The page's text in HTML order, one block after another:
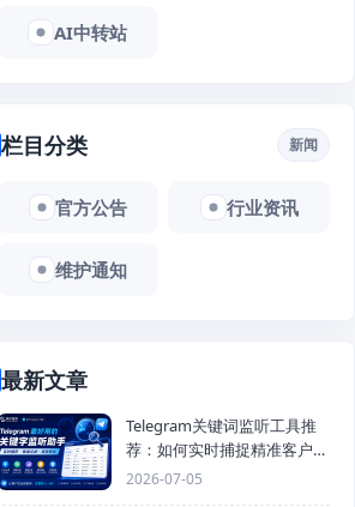
AI中转站
栏目分类 新闻
官方公告 行业资讯
维护通知
最新文章
Telegram关键词监听工具推
荐：如何实时捕捉精准客户，
提高获客效率？
2026-07-05